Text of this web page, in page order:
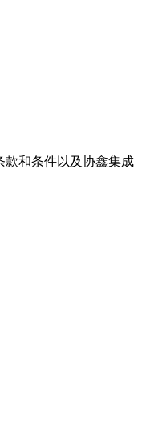
款和条件以及协鑫集成